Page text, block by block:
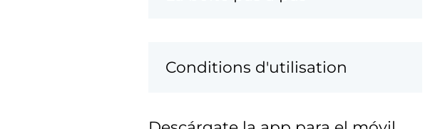
Conditions d'utilisation